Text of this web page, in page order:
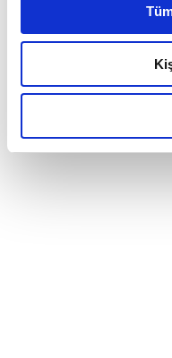
Çerezlere ilişkin
belirleyebilirsiniz.
Ayarlar butonuna
Metnimizi ziyaret
okumak ve sitemizi